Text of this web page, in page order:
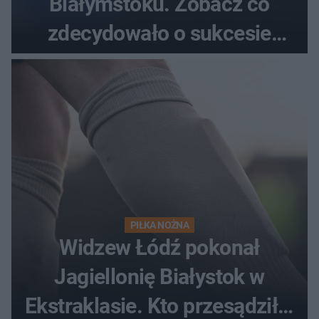
zdecydowało o sukcesie
gości
PIŁKA NOŻNA
Widzew Łódź pokonał
Jagiellonię Białystok w
Ekstraklasie. Kto przesądził o